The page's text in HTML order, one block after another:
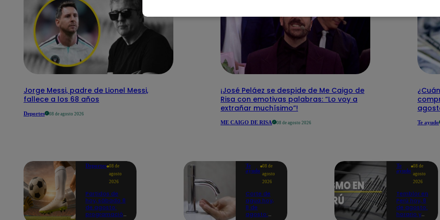
Jorge Messi, padre de Lionel Messi,
fallece a los 68 años
Deportes 08 de agosto 2026
¡José Peláez se despide de Me Caigo de
Risa con emotivas palabras: “Lo voy a
extrañar muchísimo”!
ME CAIGO DE RISA 08 de agosto 2026 Te ayudo
Deportes 08 de
agosto
2026
Partidos de
hoy, sábado 8
de agosto:
programación
Te
ayudo
08 de
agosto
2026
Corte de
agua hoy,
8 de
agosto:
Te
ayudo
08 de
agosto
2026
Temblor en
Perú hoy, 8
de agosto:
horario y